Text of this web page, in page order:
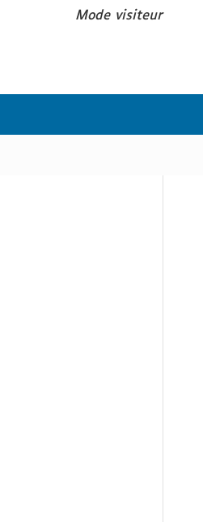
Mode visiteur